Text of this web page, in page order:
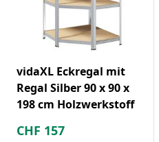
vidaXL Eckregal mit
Regal Silber 90 x 90 x
198 cm Holzwerkstoff
CHF 157